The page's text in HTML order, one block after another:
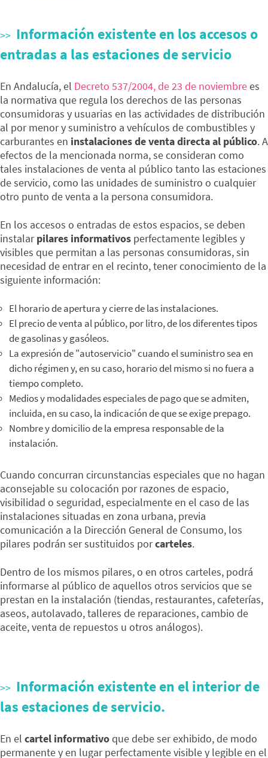
Información existente en los accesos o
entradas a las estaciones de servicio
En Andalucía, el Decreto 537/2004, de 23 de noviembrees
la normativa que regula los derechos de las personas
consumidoras y usuarias en las actividades de distribución
al por menor y suministro a vehículos de combustibles y
carburantes en instalaciones de venta directa al público. A
efectos de la mencionada norma, se consideran como
tales instalaciones de venta al público tanto las estaciones
de servicio, como las unidades de suministro o cualquier
otro punto de venta a la persona consumidora.
En los accesos o entradas de estos espacios, se deben
instalarpilares informativos perfectamente legibles y
visibles que permitan a las personas consumidoras, sin
necesidad de entrar en el recinto, tener conocimiento de la
siguiente información:
El horario de apertura y cierre de las instalaciones.
El precio de venta al público, por litro, de los diferentes tipos
de gasolinas y gasóleos.
La expresión de "autoservicio" cuando el suministro sea en
dicho régimen y, en su caso, horario del mismo si no fuera a
tiempo completo.
Medios y modalidades especiales de pago que se admiten,
incluida, en su caso, la indicación de que se exige prepago.
Nombre y domicilio de la empresa responsable de la
instalación.
Cuando concurran circunstancias especiales que no hagan
aconsejable su colocación por razones de espacio,
visibilidad o seguridad, especialmente en el caso de las
instalaciones situadas en zona urbana, previa
comunicación a la Dirección General de Consumo, los
pilares podrán ser sustituidos porcarteles.
Dentro de los mismos pilares, o en otros carteles, podrá
informarse al público de aquellos otros servicios que se
prestan en la instalación (tiendas, restaurantes, cafeterías,
aseos, autolavado, talleres de reparaciones, cambio de
aceite, venta de repuestos u otros análogos).
Información existente en el interior de
las estaciones de servicio.
En el cartel informativoque debe ser exhibido, de modo
permanente y en lugar perfectamente visible y legible en el